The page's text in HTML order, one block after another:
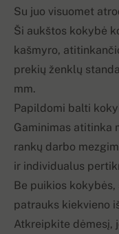
Su juo visuomet
Ši aukštos kokybė
kašmyro,
prekių ženklų
mm.
Papildomi balti
Gaminimas atitinka
rankų darbo
ir individualus
Be puikios
patrauks kiekvieno
Atkreipkite dėmesį,